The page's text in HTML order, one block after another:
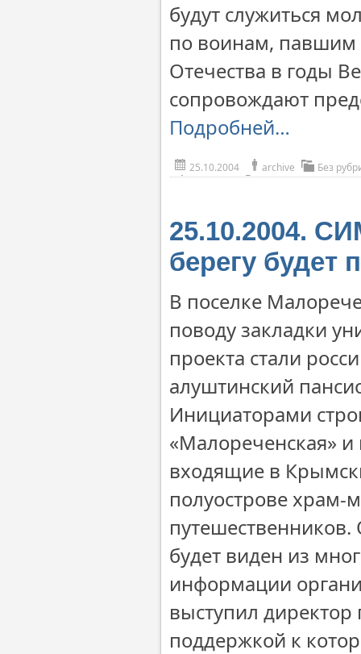
будут служиться
по воинам, павшим
Отечества в годы
сопровождают
Подробней…
25.10.2004 archive Без
25.10.2004.
берегу будет
В поселке
поводу закладки
проекта стали
алуштинский
Инициаторами
«Малореченская»
входящие в
полуострове храм-
будет виден из
информации
выступил директор
поддержкой к